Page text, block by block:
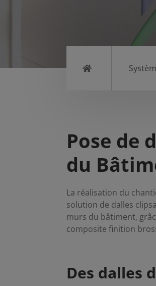
Pose de
du
La réalisation du
solution de dalles
murs du bâtiment,
composite finition
Des dalles